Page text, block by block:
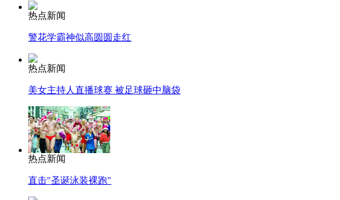
纽约上演“枕头大战”
司机酒驾遇交警 急速倒车逃窜
热点新闻
警花学霸神似高圆圆走红
热点新闻
美女主持人直播球赛 被足球砸中脑袋
热点新闻
直击"圣诞泳装裸跑"